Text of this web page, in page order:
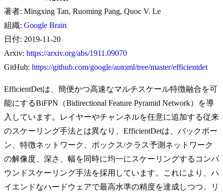
著者: Mingxing Tan, Ruoming Pang, Quoc V. Le
組織: Google Brain
日付: 2019-11-20
Arxiv: https://arxiv.org/abs/1911.09070
GitHub: https://github.com/google/automl/tree/master/efficientdet
EfficientDetは、簡便かつ高速なマルチスケール特徴融合を可
能にするBiFPN（Bidirectional Feature Pyramid Network）を導
入しています。レイヤーやチャンネルを任意に追加する従来
のスケーリング手法とは異なり、EfficientDetは、バックボー
ン、特徴ネットワーク、ボックス/クラス予測ネットワーク
の解像度、深さ、幅を同時に均一にスケーリングするコンパ
ウンドスケーリング手法を採用しています。これにより、ハ
イエンドなハードウェアで最高水準の精度を達成しつつ、リ